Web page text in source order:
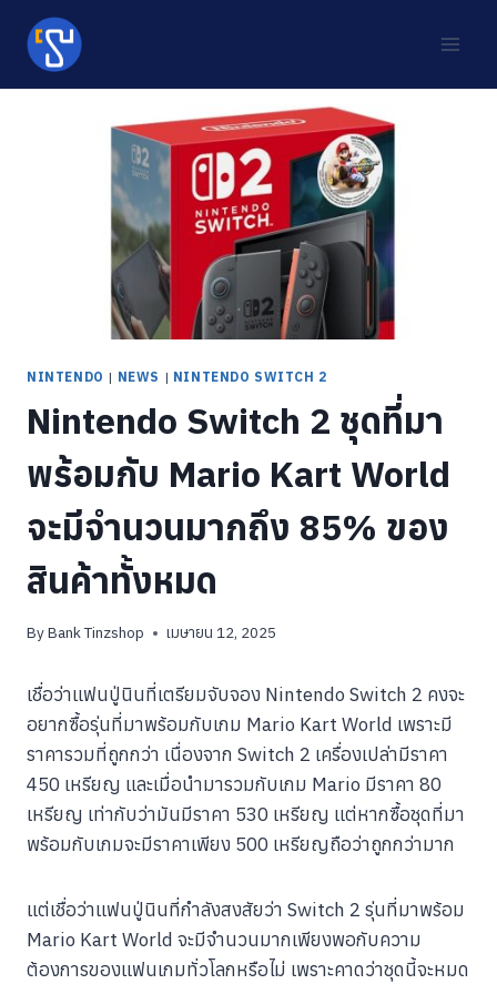
content
NINTENDO | NEWS | NINTENDO SWITCH 2
Nintendo Switch 2 ชุดที่มา
พร้อมกับ Mario Kart World
จะมีจำนวนมากถึง 85% ของ
สินค้าทั้งหมด
ByBank Tinzshop เมษายน 12, 2025
เชื่อว่าแฟนปู่นินที่เตรียมจับจอง Nintendo Switch 2 คงจะ
อยากซื้อรุ่นที่มาพร้อมกับเกม Mario Kart World เพราะมี
ราคารวมที่ถูกกว่า เนื่องจาก Switch 2 เครื่องเปล่ามีราคา
450 เหรียญ และเมื่อนำมารวมกับเกม Mario มีราคา 80
เหรียญ เท่ากับว่ามันมีราคา 530 เหรียญ แต่หากซื้อชุดที่มา
พร้อมกับเกมจะมีราคาเพียง 500 เหรียญถือว่าถูกกว่ามาก
แต่เชื่อว่าแฟนปู่นินที่กำลังสงสัยว่า Switch 2 รุ่นที่มาพร้อม
Mario Kart World จะมีจำนวนมากเพียงพอกับความ
ต้องการของแฟนเกมทั่วโลกหรือไม่ เพราะคาดว่าชุดนี้จะหมด